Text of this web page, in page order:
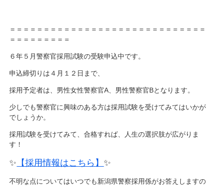
＝＝＝＝＝＝＝＝＝＝＝＝＝＝＝＝＝＝＝＝＝＝＝＝＝＝＝＝＝
＝＝＝＝＝＝＝＝＝
６年５月警察官採用試験の受験申込中です。
申込締切りは４月１２日まで、
採用予定者は、男性女性警察官A、男性警察官Bとなります。
少しでも警察官に興味のある方は採用試験を受けてみてはいかが
でしょうか。
採用試験を受けてみて、合格すれば、人生の選択肢が広がりま
す！
✨ 【採用情報はこちら】✨
不明な点についてはいつでも新潟県警察採用係がお答えしますの